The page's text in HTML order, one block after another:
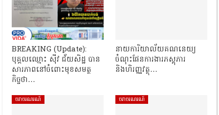
BREAKING (Update):
បុគ្គលឈ្មោះ ស៊ីវ ជ័យសិដ្ឋ បាន
សារភាពនៅចំពោះមុខសមត្ថ
កិច្ចថា…
នាយការិយាល័យគណនេយ្យ
ចំណុះផែនការងារភស្តុភារ
និងហិរញ្ញវត្ថុ…
ចរាចរណរណ៍ ចរាចរណរណ៍